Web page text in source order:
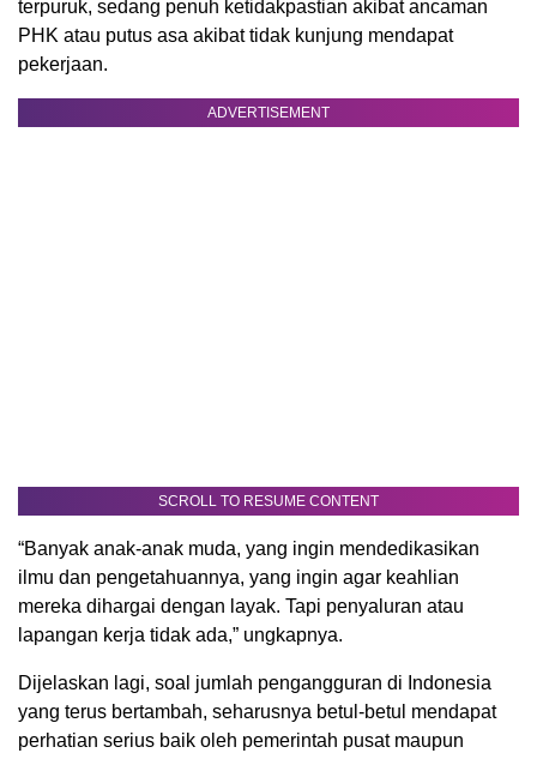
terpuruk, sedang penuh ketidakpastian akibat ancaman
PHK atau putus asa akibat tidak kunjung mendapat
pekerjaan.
ADVERTISEMENT
SCROLL TO RESUME CONTENT
“Banyak anak-anak muda, yang ingin mendedikasikan
ilmu dan pengetahuannya, yang ingin agar keahlian
mereka dihargai dengan layak. Tapi penyaluran atau
lapangan kerja tidak ada,” ungkapnya.
Dijelaskan lagi, soal jumlah pengangguran di Indonesia
yang terus bertambah, seharusnya betul-betul mendapat
perhatian serius baik oleh pemerintah pusat maupun